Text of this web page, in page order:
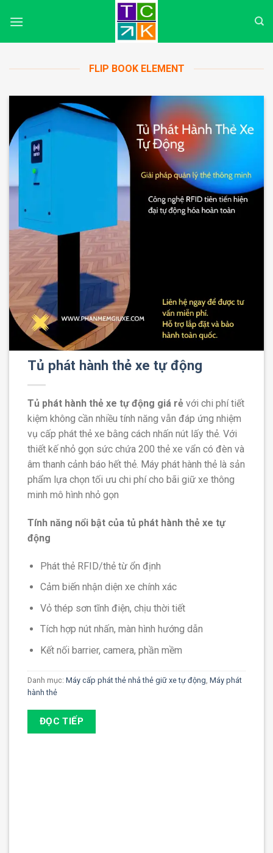
FLIP BOOK ELEMENT
Tủ phát hành thẻ xe tự động
Tủ phát hành thẻ xe tự động giá rẻ với chi phí tiết
kiệm không cần nhiều tính năng vẫn đáp ứng nhiệm
vụ cấp phát thẻ xe bằng cách nhấn nút lấy thẻ. Với
thiết kế nhỏ gọn sức chứa 200 thẻ xe vẩn có đèn và
âm thanh cảnh báo hết thẻ. Máy phát hành thẻ là sản
phẩm lựa chọn tối ưu chi phí cho bãi giữ xe thông
minh mô hình nhỏ gọn
Tính năng nổi bật của tủ phát hành thẻ xe tự
động
Phát thẻ RFID/thẻ từ ổn định
Cảm biến nhận diện xe chính xác
Vỏ thép sơn tĩnh điện, chịu thời tiết
Tích hợp nút nhấn, màn hình hướng dẫn
Kết nối barrier, camera, phần mềm
Danh mục: Máy cấp phát thẻ nhả thẻ giữ xe tự động Máy phát
hành thẻ
ĐỌC TIẾP